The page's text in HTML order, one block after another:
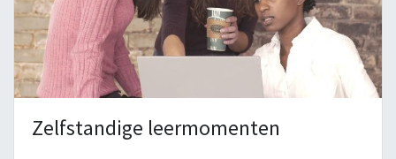
Zelfstandige leermomenten
leeromgeving@katholiekonderwijs.vlaanderen